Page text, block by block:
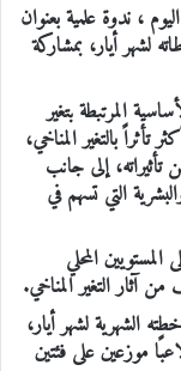
، ندوة علمية بعنوان
لشهر أيار، بمشاركة
المرتبطة بتغير
بالتغير المناخي،
تأثيراته، إلى جانب
التي تسهم في
المحلي
آثار التغير المناخي.
الشهرية لشهر أيار،
لخماسيات كرة القدم”، بمشاركة 50 لاعبًا موزعين على فئتين